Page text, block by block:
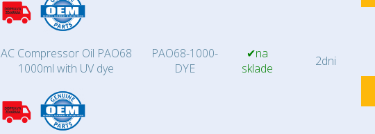
AC Compressor Oil PAO68
1000ml with UV dye
PAO68-1000-
DYE
✔na
sklade
2dni